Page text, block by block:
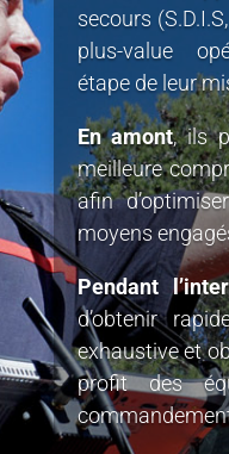
secours
plus-value
étape de leur
En amont, ils
meilleure
afin
moyens
Pendant
d’obtenir
exhaustive et
profit des